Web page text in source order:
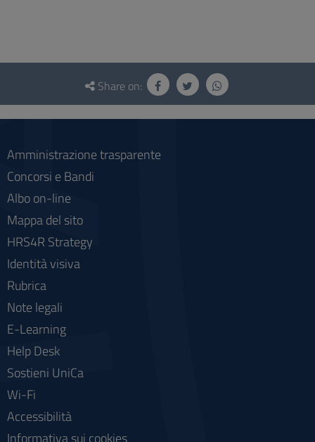
Questionnaire
social
Share on:
Amministrazione trasparente
Concorsi e Bandi
Albo on-line
Mappa del sito
HRS4R Strategy
Identità visiva
Rubrica
Note legali
E-Learning
Help Desk
Sostieni UniCa
Wi-Fi
Accessibilità
Informativa sui cookies